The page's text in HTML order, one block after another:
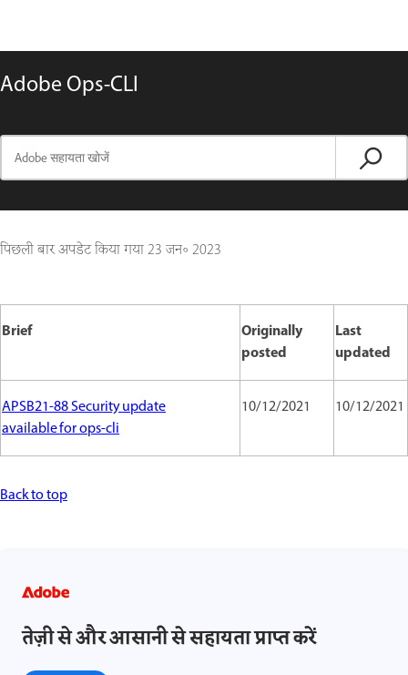
Adobe Ops-CLI
पिछली बार अपडेट किया गया23 जन॰ 2023
Brief
Originally
posted
Last
updated
APSB21-88 Security update
available for ops-cli
10/12/2021 10/12/2021
Back to top
तेज़ी से और आसानी से सहायता प्राप्त करें